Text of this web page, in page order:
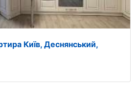
Київ, Деснянський,